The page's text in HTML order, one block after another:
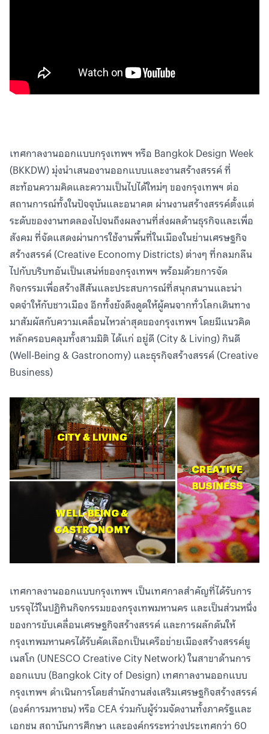
เทศกาลงานออกแบบกรุงเทพฯ หรือ Bangkok Design Week
(BKKDW) มุ่งนำเสนองานออกแบบและงานสร้างสรรค์ ที่
สะท้อนความคิดและความเป็นไปได้ใหม่ๆ ของกรุงเทพฯ ต่อ
สถานการณ์ทั้งในปัจจุบันและอนาคต ผ่านงานสร้างสรรค์ตั้งแต่
ระดับของงานทดลองไปจนถึงผลงานที่ส่งผลด้านธุรกิจและเพื่อ
สังคม ที่จัดแสดงผ่านการใช้งานพื้นที่ในเมืองในย่านเศรษฐกิจ
สร้างสรรค์ (Creative Economy Districts) ต่างๆ ที่กลมกลืน
ไปกับบริบทอันเป็นเสน่ห์ของกรุงเทพฯ พร้อมด้วยการจัด
กิจกรรมเพื่อสร้างสีสันและประสบการณ์ที่สนุกสนานและน่า
จดจำให้กับชาวเมือง อีกทั้งยังดึงดูดให้ผู้คนจากทั่วโลกเดินทาง
มาสัมผัสกับความเคลื่อนไหวล่าสุดของกรุงเทพฯ โดยมีแนวคิด
หลักครอบคลุมทั้งสามมิติ ได้แก่ อยู่ดี (City & Living) กินดี
(Well-Being & Gastronomy) และธุรกิจสร้างสรรค์ (Creative
Business)
เทศกาลงานออกแบบกรุงเทพฯ เป็นเทศกาลสำคัญที่ได้รับการ
บรรจุไว้ในปฏิทินกิจกรรมของกรุงเทพมหานคร และเป็นส่วนหนึ่ง
ของการขับเคลื่อนเศรษฐกิจสร้างสรรค์ และการผลักดันให้
กรุงเทพมหานครได้รับคัดเลือกเป็นเครือข่ายเมืองสร้างสรรค์ยู
เนสโก (UNESCO Creative City Network) ในสาขาด้านการ
ออกแบบ (Bangkok City of Design) เทศกาลงานออกแบบ
กรุงเทพฯ ดำเนินการโดยสำนักงานส่งเสริมเศรษฐกิจสร้างสรรค์
(องค์การมหาชน) หรือ CEA ร่วมกับผู้ร่วมจัดงานทั้งภาครัฐและ
เอกชน สถาบันการศึกษา และองค์กรระหว่างประเทศกว่า 60